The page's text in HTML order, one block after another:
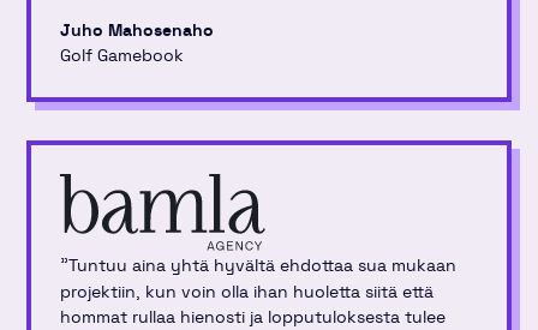
Juho Mahosenaho
Golf Gamebook
"Tuntuu aina yhtä hyvältä ehdottaa sua mukaan
projektiin, kun voin olla ihan huoletta siitä että
hommat rullaa hienosti ja lopputuloksesta tulee